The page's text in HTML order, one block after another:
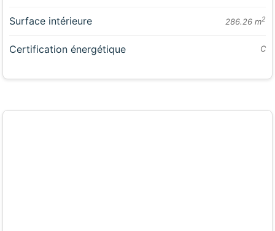
Surface intérieure 286.26 m2
Certification énergétique C